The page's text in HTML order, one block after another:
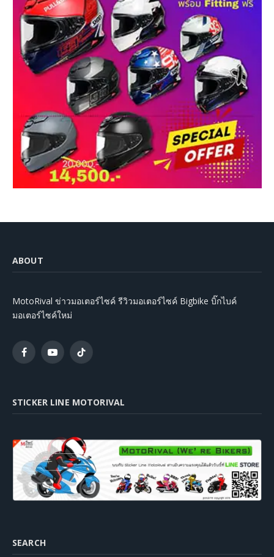
ABOUT
MotoRival ข่าวมอเตอร์ไซค์ รีวิวมอเตอร์ไซค์ Bigbike บิ๊กไบค์
มอเตอร์ไซค์ใหม่
FacebookYouTubeTikTok
STICKER LINE MOTORIVAL
SEARCH